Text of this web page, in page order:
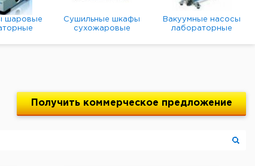
шаровые
Сушильные шкафы
сухожаровые
Вакуумные насосы
лабораторные
мембранные
Получить коммерческое предложение